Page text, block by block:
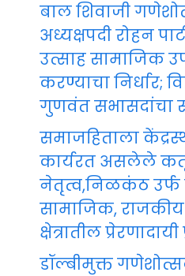
बाल शिवाजी
अध्यक्षपदी रोहन
उत्साह सामाजिक
करण्याचा निर्धार;
गुणवंत सभासदांचा
समाजहिताला
कार्यरत असलेले
नेतृत्व,निळकंठ उर्फ
सामाजिक,
क्षेत्रातील
डॉल्बीमुक्त